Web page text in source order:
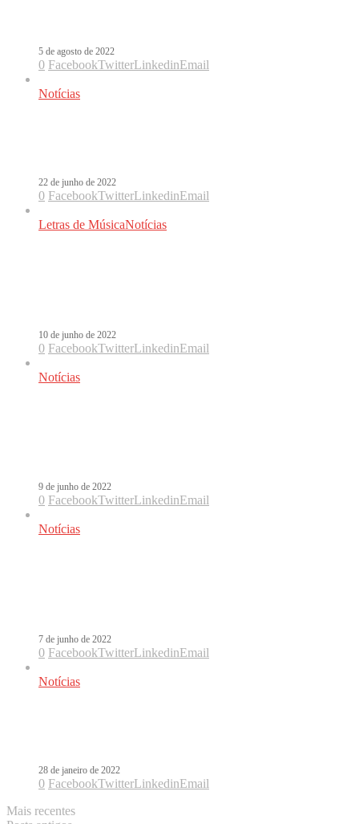
5 de agosto de 2022
0 FacebookTwitterLinkedinEmail
Notícias
22 de junho de 2022
0 FacebookTwitterLinkedinEmail
Letras de MúsicaNotícias
10 de junho de 2022
0 FacebookTwitterLinkedinEmail
Notícias
9 de junho de 2022
0 FacebookTwitterLinkedinEmail
Notícias
7 de junho de 2022
0 FacebookTwitterLinkedinEmail
Notícias
28 de janeiro de 2022
0 FacebookTwitterLinkedinEmail
Mais recentes